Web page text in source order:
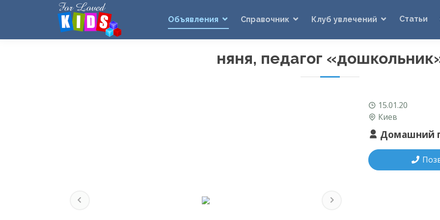
Объявления Справочник Клуб увлечений Статьи
няня, педагог
Previous Next
15.01.20
Киев
Домашний